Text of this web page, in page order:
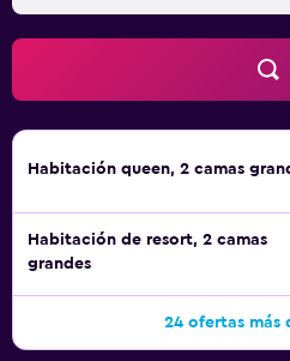
gimnasio. Se pueden practicar
esparcimiento que se indican
instalaciones o cerca del
aplique un recargo).
Habitación queen, 2 camas
Habitación de resort, 2 camas
grandes
24 ofertas más